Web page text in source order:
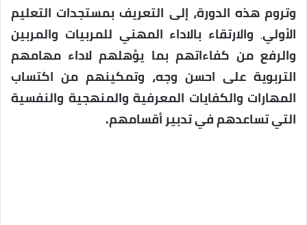
وتروم هذه الدورة، إلى التعريف بمستجدات التعليم
الأولي٬ والارتقاء بالاداء المهني للمربيات والمربين
والرفع من كفاءاتهم بما يؤهلهم لاداء مهامهم
التربوية على احسن وجه، وتمكينهم من اكتساب
المهارات والكفايات المعرفية والمنهجية والنفسية
التي تساعدهم في تدبير أقسامهم.